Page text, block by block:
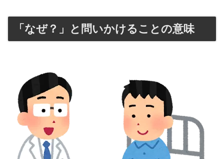
「なぜ？」と問いかけることの意味